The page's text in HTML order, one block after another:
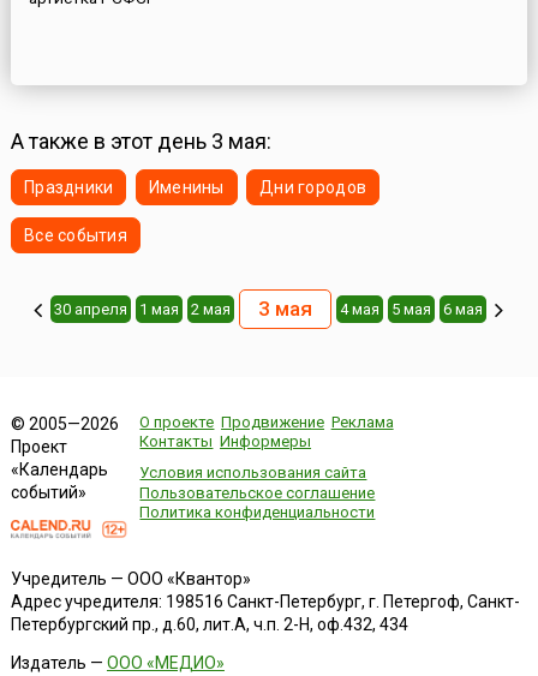
А также в этот день 3 мая:
Праздники Именины Дни городов
Все события
30 апреля 1 мая 2 мая 3 мая 4 мая 5 мая 6 мая
© 2005—2026
Проект
«Календарь
событий»
О проекте Продвижение Реклама
Контакты Информеры
Условия использования сайта
Пользовательское соглашение
Политика конфиденциальности
Учредитель — ООО «Квантор»
Адрес учредителя: 198516 Санкт-Петербург, г. Петергоф, Санкт-
Петербургский пр., д.60, лит.А, ч.п. 2-Н, оф.432, 434
Издатель — ООО «МЕДИО»